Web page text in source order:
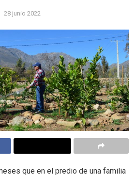
28 junio 2022
que en el predio de una familia